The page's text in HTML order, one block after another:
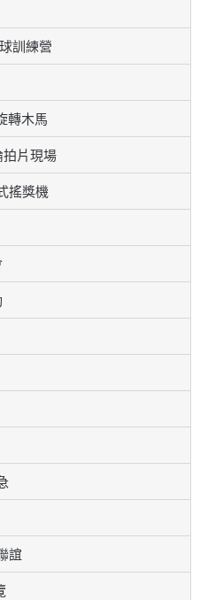
訓練營
轉木馬
片現場
搖獎機
誼